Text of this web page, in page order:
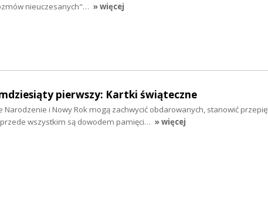
nieuczesanych"… » więcej
pierwszy: Kartki świąteczne
Narodzenie i Nowy Rok mogą zachwycić obdarowanych, stanowić
przede wszystkim są dowodem pamięci… » więcej